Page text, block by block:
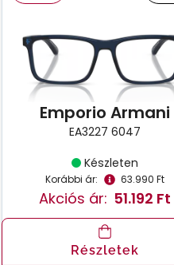
Emporio Armani
EA3227 6047
Készleten
Korábbi ár: 63.990 Ft
Akciós ár: 51.192 Ft
Részletek